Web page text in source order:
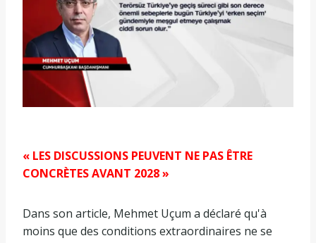
« LES DISCUSSIONS PEUVENT NE PAS ÊTRE
CONCRÈTES AVANT 2028 »
Dans son article, Mehmet Uçum a déclaré qu'à
moins que des conditions extraordinaires ne se